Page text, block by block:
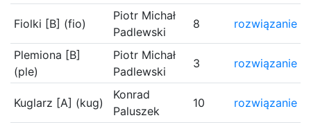
Fiolki [B] (fio)
Piotr Michał
Padlewski
8 rozwiązanie
Plemiona [B]
(ple)
Piotr Michał
Padlewski
3 rozwiązanie
Kuglarz [A] (kug)
Konrad
Paluszek
10 rozwiązanie